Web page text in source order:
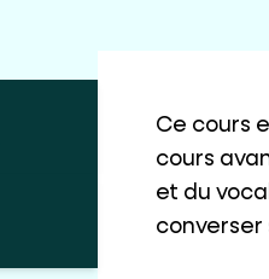
Ce cours
cours
et du
converser